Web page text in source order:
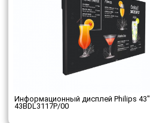
Информационный дисплей Philips 43"
43BDL3117P/00